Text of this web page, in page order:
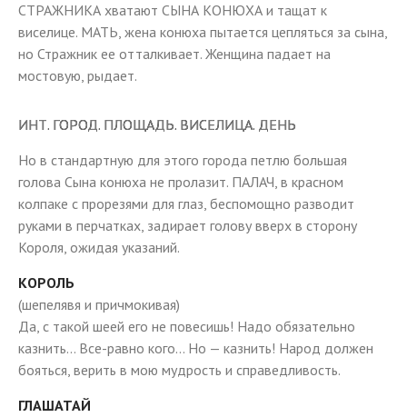
СТРАЖНИКА хватают СЫНА КОНЮХА и тащат к
виселице. МАТЬ, жена конюха пытается цепляться за сына,
но Стражник ее отталкивает. Женщина падает на
мостовую, рыдает.
ИНТ. ГОРОД. ПЛОЩАДЬ. ВИСЕЛИЦА. ДЕНЬ
Но в стандартную для этого города петлю большая
голова Сына конюха не пролазит. ПАЛАЧ, в красном
колпаке с прорезями для глаз, беспомощно разводит
руками в перчатках, задирает голову вверх в сторону
Короля, ожидая указаний.
КОРОЛЬ
(шепелявя и причмокивая)
Да, с такой шеей его не повесишь! Надо обязательно
казнить… Все-равно кого… Но — казнить! Народ должен
бояться, верить в мою мудрость и справедливость.
ГЛАШАТАЙ